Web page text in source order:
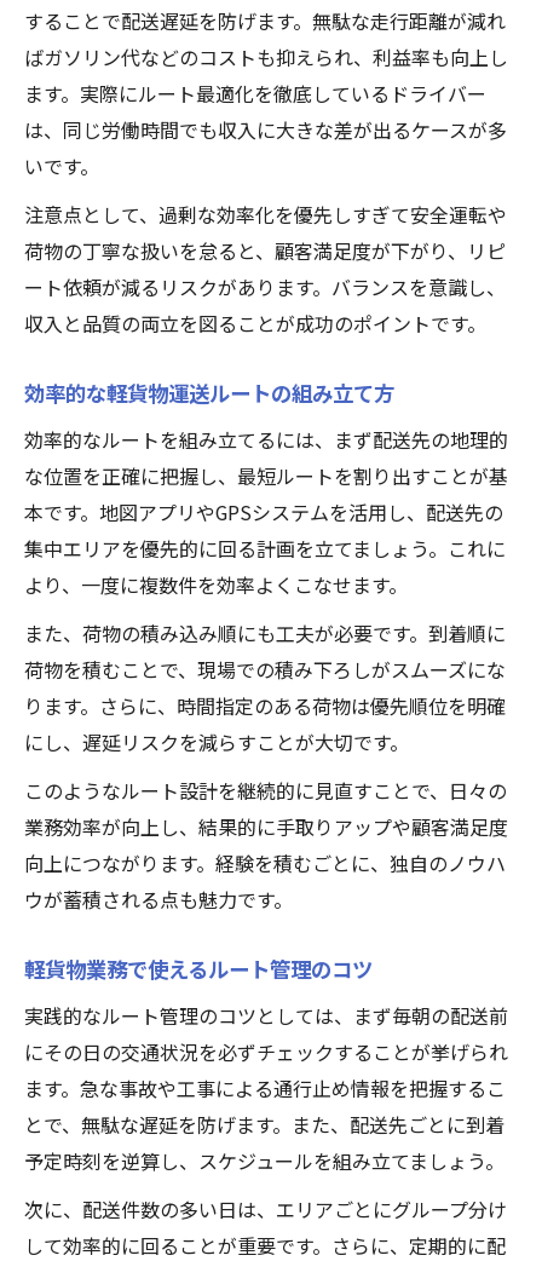
することで配送遅延を防げます。無駄な走行距離が減れ
ばガソリン代などのコストも抑えられ、利益率も向上し
ます。実際にルート最適化を徹底しているドライバー
は、同じ労働時間でも収入に大きな差が出るケースが多
いです。
注意点として、過剰な効率化を優先しすぎて安全運転や
荷物の丁寧な扱いを怠ると、顧客満足度が下がり、リピ
ート依頼が減るリスクがあります。バランスを意識し、
収入と品質の両立を図ることが成功のポイントです。
効率的な軽貨物運送ルートの組み立て方
効率的なルートを組み立てるには、まず配送先の地理的
な位置を正確に把握し、最短ルートを割り出すことが基
本です。地図アプリやGPSシステムを活用し、配送先の
集中エリアを優先的に回る計画を立てましょう。これに
より、一度に複数件を効率よくこなせます。
また、荷物の積み込み順にも工夫が必要です。到着順に
荷物を積むことで、現場での積み下ろしがスムーズにな
ります。さらに、時間指定のある荷物は優先順位を明確
にし、遅延リスクを減らすことが大切です。
このようなルート設計を継続的に見直すことで、日々の
業務効率が向上し、結果的に手取りアップや顧客満足度
向上につながります。経験を積むごとに、独自のノウハ
ウが蓄積される点も魅力です。
軽貨物業務で使えるルート管理のコツ
実践的なルート管理のコツとしては、まず毎朝の配送前
にその日の交通状況を必ずチェックすることが挙げられ
ます。急な事故や工事による通行止め情報を把握するこ
とで、無駄な遅延を防げます。また、配送先ごとに到着
予定時刻を逆算し、スケジュールを組み立てましょう。
次に、配送件数の多い日は、エリアごとにグループ分け
して効率的に回ることが重要です。さらに、定期的に配